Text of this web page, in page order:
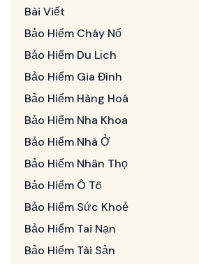
Bài Viết
Bảo Hiểm Cháy Nổ
Bảo Hiểm Du Lịch
Bảo Hiểm Gia Đình
Bảo Hiểm Hàng Hoá
Bảo Hiểm Nha Khoa
Bảo Hiểm Nhà Ở
Bảo Hiểm Nhân Thọ
Bảo Hiểm Ô Tô
Bảo Hiểm Sức Khoẻ
Bảo Hiểm Tai Nạn
Bảo Hiểm Tài Sản